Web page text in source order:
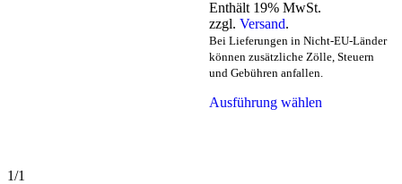
bis
Enthält 19% MwSt.
zzgl. Versand.
Bei Lieferungen in Nicht-EU-Länder
können zusätzliche Zölle, Steuern
und Gebühren anfallen.
Ausführung wählenProdukt
1/1